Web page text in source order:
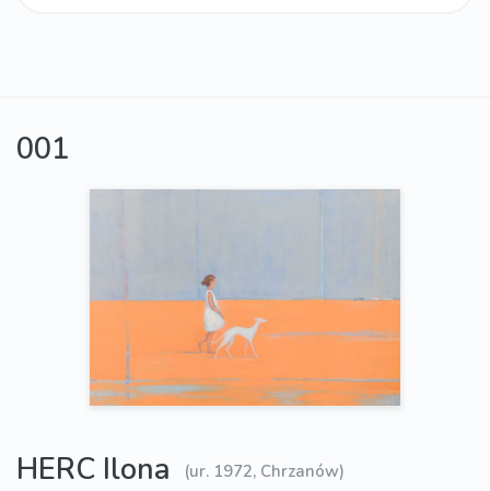
001
HERC Ilona (ur. 1972, Chrzanów)